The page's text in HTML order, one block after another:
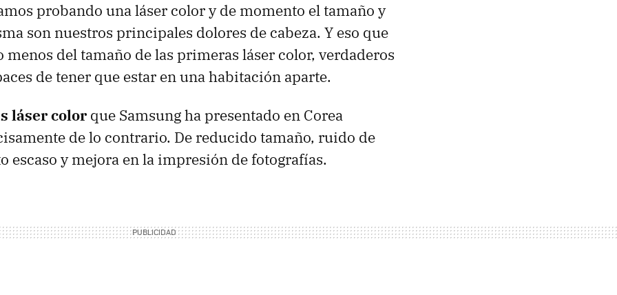
probando una láser color y de momento el tamaño y
son nuestros principales dolores de cabeza. Y eso que
menos del tamaño de las primeras láser color, verdaderos
de tener que estar en una habitación aparte.
láser color que Samsung ha presentado en Corea
de lo contrario. De reducido tamaño, ruido de
escaso y mejora en la impresión de fotografías.